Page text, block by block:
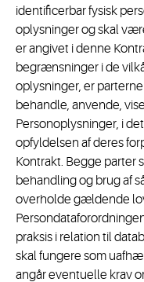
identificerbar fysisk
oplysninger og skal
er angivet i denne
begrænsninger i de
oplysninger, er
behandle, anvende,
Personoplysninger, i
opfyldelsen af deres
Kontrakt. Begge parter
behandling og brug af
overholde gældende
praksis i relation til
skal fungere som
angår eventuelle krav